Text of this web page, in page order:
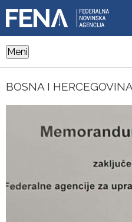
Meni
BOSNA I HERCEGOVINA